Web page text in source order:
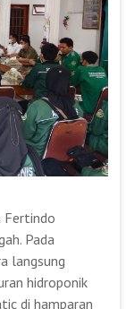
Fertindo
Pada
langsung
hidroponik
di hamparan